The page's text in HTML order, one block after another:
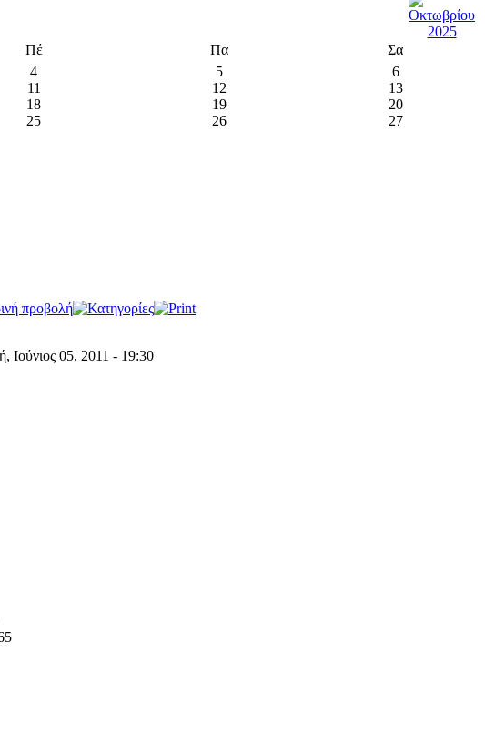
Πέ Πα
Σα
4 5
6
11 12
13
18 19
20
25 26
27
Ιούνιος 05, 2011 - 19:30